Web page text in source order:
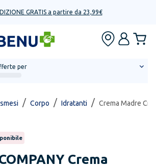
GRATIS a partire da 23,99€
per
/ Corpo / Idratanti / Crema Madre
Crema